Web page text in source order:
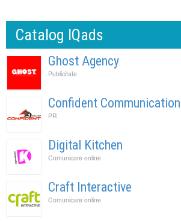
Catalog IQads
Ghost Agency
Publicitate
Confident
PR
Digital Kitchen
Comunicare online
Craft Interactive
Comunicare online